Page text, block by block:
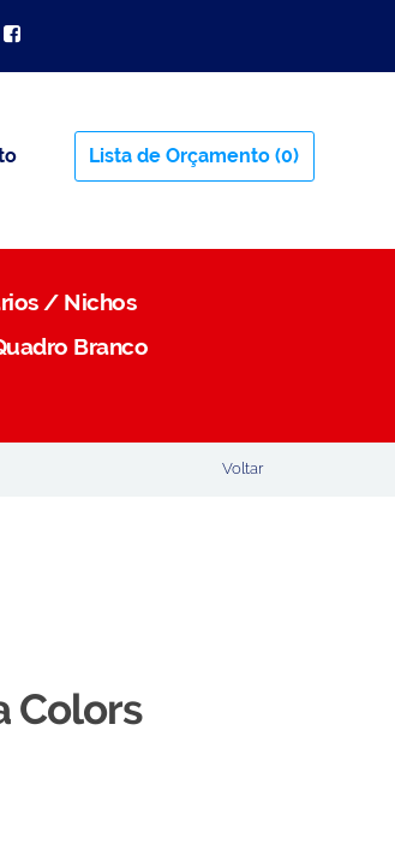
Lista de Orçamento (0)
/ Nichos
Branco
Voltar
Colors